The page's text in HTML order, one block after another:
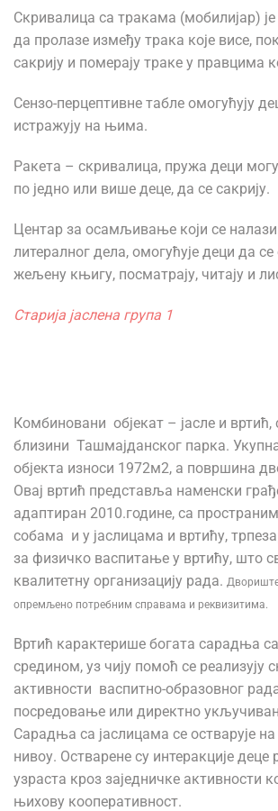
Скривалица са тракама (мобилијар)
да пролазе између трака које висе,
сакрију и померају траке у правцима
Сензо-перцептивне табле омогућују
истражују на њима.
Ракета – скривалица, пружа деци
по једно или више деце, да се сакрију.
Центар за осамљивање који се
литералног дела, омогућује деци да
жељену књигу, посматрају, читају и
Старија јаслена група 1
Комбиновани објекат – јасле и
близини Ташмајданског парка.
објекта износи 1972м2, а површина
Овај вртић представља наменски
адаптиран 2010.године, са
собама и у јаслицама и вртићу,
за физичко васпитање у вртићу, што
квалитетну организацију рада.
опремљено потребним справама и реквизитима.
Вртић карактерише богата сарадња
средином, уз чију помоћ се реализују
активности васпитно-образовног
посредовање или директно
Сарадња са јаслицама се остварује
нивоу. Остварене су интеракције деце
узраста кроз заједничке активности
њихову кооперативност.